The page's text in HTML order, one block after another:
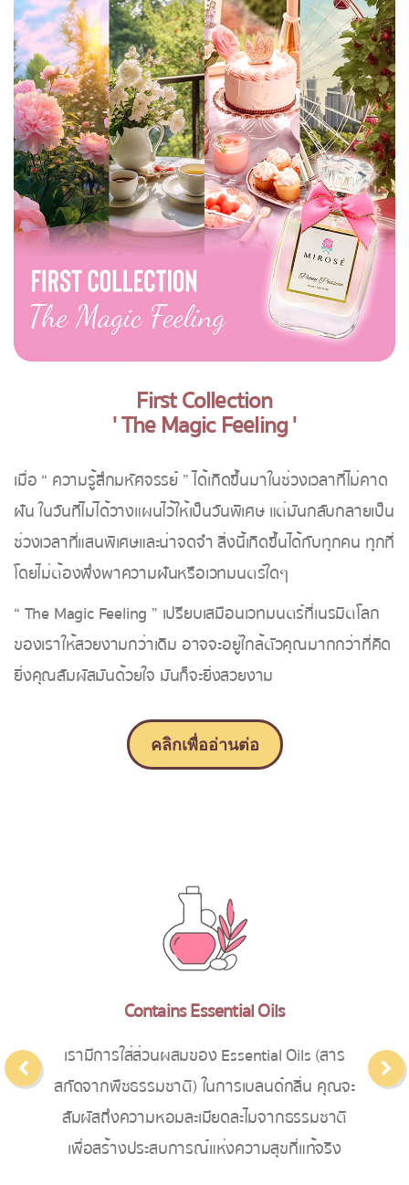
First Collection
' The Magic Feeling '
เมื่อ “ ความรู้สึกมหัศจรรย์ ” ได้เกิดขึ้นมาในช่วงเวลาที่ไม่คาด
ฝัน ในวันที่ไม่ได้วางแผนไว้ให้เป็นวันพิเศษ แต่มันกลับกลายเป็น
ช่วงเวลาที่แสนพิเศษและน่าจดจำ สิ่งนี้เกิดขึ้นได้กับทุกคน ทุกที่
โดยไม่ต้องพึ่งพาความฝันหรือเวทมนตร์ใดๆ
“ The Magic Feeling ” เปรียบเสมือนเวทมนตร์ที่เนรมิตโลก
ของเราให้สวยงามกว่าเดิม อาจจะอยู่ใกล้ตัวคุณมากกว่าที่คิด
ยิ่งคุณสัมผัสมันด้วยใจ มันก็จะยิ่งสวยงาม
คลิกเพื่ออ่านต่อ
Contains Essential Oils
เรามีการใส่ส่วนผสมของ Essential Oils (สาร
สกัดจากพืชธรรมชาติ) ในการเบลนด์กลิ่น คุณจะ
สัมผัสถึงความหอมละเมียดละไมจากธรรมชาติ
เพื่อสร้างประสบการณ์แห่งความสุขที่แท้จริง